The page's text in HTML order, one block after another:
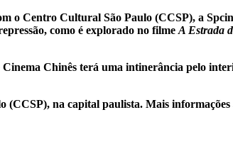
o Centro Cultural São Paulo (CCSP), a
como é explorado no filme A Estrada
Chinês terá uma intinerância pelo
na capital paulista. Mais informações